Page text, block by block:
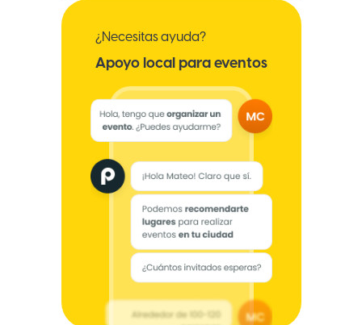
¿Necesitas ayuda?
Apoyo local para eventos